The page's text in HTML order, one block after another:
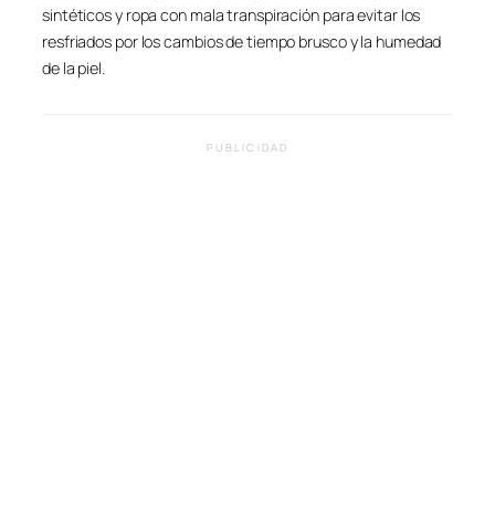
sintéticos y ropa con mala transpiración para evitar los
resfriados por los cambios de tiempo brusco y la humedad
de la piel.
PUBLICIDAD